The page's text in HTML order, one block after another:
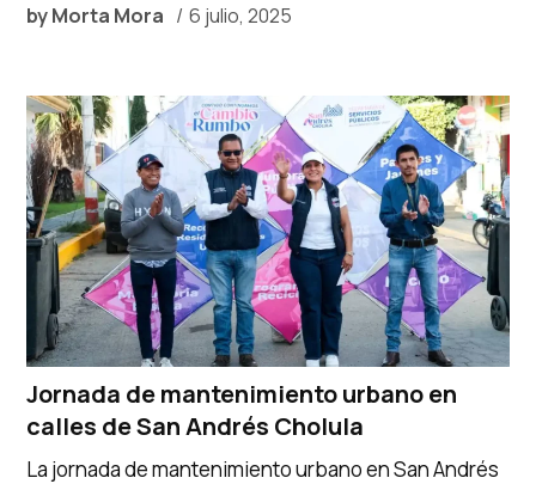
byMorta Mora 6 julio, 2025
Jornada de mantenimiento urbano en
calles de San Andrés Cholula
La jornada de mantenimiento urbano en San Andrés